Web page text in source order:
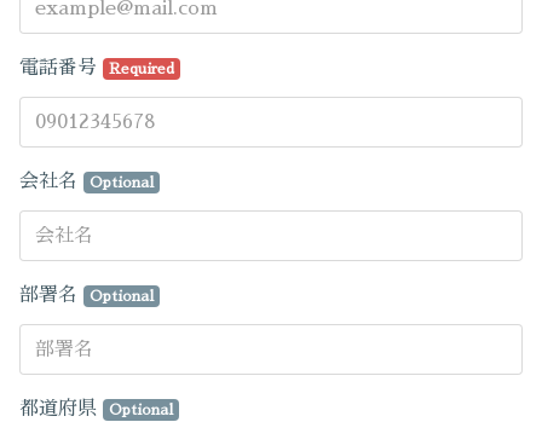
電話番号 Required
会社名 Optional
部署名 Optional
都道府県 Optional